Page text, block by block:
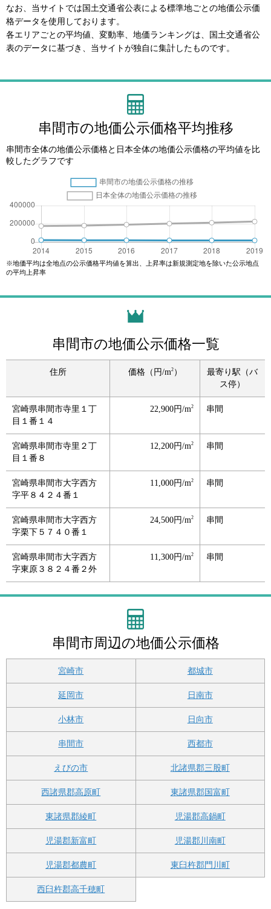
なお、当サイトでは国土交通省公表による標準地ごとの地価公示価
格データを使用しております。
各エリアごとの平均値、変動率、地価ランキングは、国土交通省公
表のデータに基づき、当サイトが独自に集計したものです。
串間市の地価公示価格平均推移
串間市全体の地価公示価格と日本全体の地価公示価格の平均値を比
較したグラフです
※地価平均は全地点の公示価格平均値を算出、上昇率は新規測定地を除いた公示地点
の平均上昇率
串間市の地価公示価格一覧
住所 価格（円/m2）
最寄り駅（バ
ス停）
宮崎県串間市寺里１丁
目１番１４
22,900円/m2 串間
宮崎県串間市寺里２丁
目１番８
12,200円/m2 串間
宮崎県串間市大字西方
字平８４２４番１
11,000円/m2 串間
宮崎県串間市大字西方
字栗下５７４０番１
24,500円/m2 串間
宮崎県串間市大字西方
字東原３８２４番２外
11,300円/m2 串間
串間市周辺の地価公示価格
宮崎市 都城市
延岡市 日南市
小林市 日向市
串間市 西都市
えびの市 北諸県郡三股町
西諸県郡高原町 東諸県郡国富町
東諸県郡綾町 児湯郡高鍋町
児湯郡新富町 児湯郡川南町
児湯郡都農町 東臼杵郡門川町
西臼杵郡高千穂町